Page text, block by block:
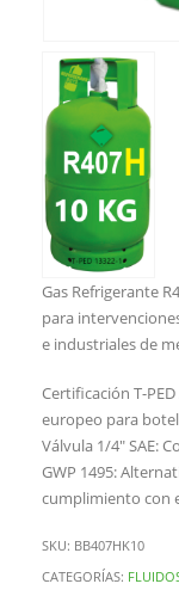
Gas Refrigerante
para
e industriales de
Certificación T-
europeo para
Válvula 1/4″ SAE:
GWP 1495:
cumplimiento con
SKU: BB407HK10
CATEGORÍAS: